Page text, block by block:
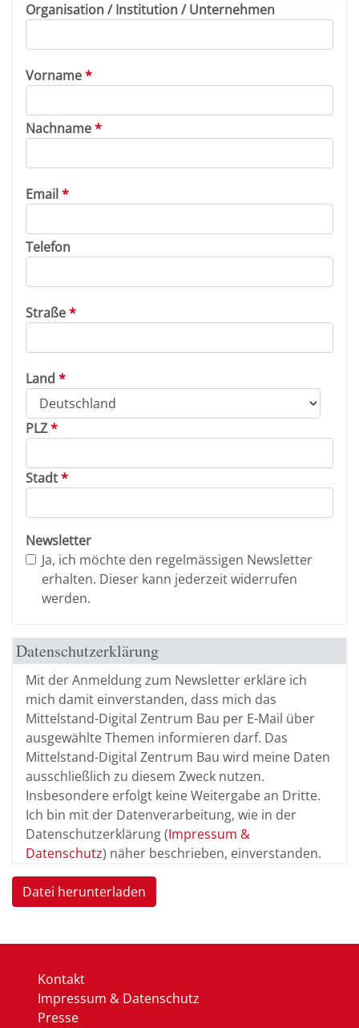
Organisation / Institution / Unternehmen
Vorname
Nachname
Email
Telefon
Straße
Land
PLZ
Stadt
Newsletter
Ja, ich möchte den regelmässigen Newsletter
erhalten. Dieser kann jederzeit widerrufen
werden.
Datenschutzerklärung
Mit der Anmeldung zum Newsletter erkläre ich
mich damit einverstanden, dass mich das
Mittelstand-Digital Zentrum Bau per E-Mail über
ausgewählte Themen informieren darf. Das
Mittelstand-Digital Zentrum Bau wird meine Daten
ausschließlich zu diesem Zweck nutzen.
Insbesondere erfolgt keine Weitergabe an Dritte.
Ich bin mit der Datenverarbeitung, wie in der
Datenschutzerklärung (Impressum &
Datenschutz) näher beschrieben, einverstanden.
Datei herunterladen
Kontakt
Impressum & Datenschutz
Presse